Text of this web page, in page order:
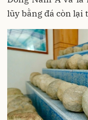
lũy bằng đá còn lại